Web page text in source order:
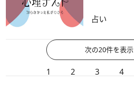
占い
次の20件を表示
1 2 3 4